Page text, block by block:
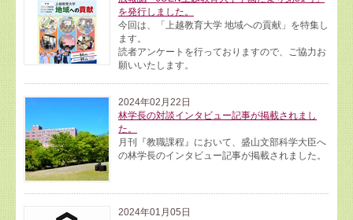
を発行しました。
今回は、「上越教育大学 地域への貢献」を特集し
ます。
読者アンケートを行っておりますので、ご協力お
願いいたします。
2024年02月22日
林学長の対談インタビュー記事が掲載されまし
た。
月刊『教職課程』において、盛山文部科学大臣へ
の林学長のインタビュー記事が掲載されました。
2024年01月05日